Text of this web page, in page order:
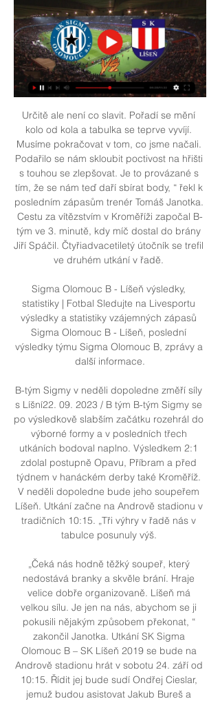
Určitě ale není co slavit. Pořadí se mění
kolo od kola a tabulka se teprve vyvíjí.
Musíme pokračovat v tom, co jsme načali.
Podařilo se nám skloubit poctivost na hřišti
s touhou se zlepšovat. Je to provázané s
tím, že se nám teď daří sbírat body, “ řekl k
posledním zápasům trenér Tomáš Janotka.
Cestu za vítězstvím v Kroměříži započal B-
tým ve 3. minutě, kdy míč dostal do brány
Jiří Spáčil. Čtyřiadvacetiletý útočník se trefil
ve druhém utkání v řadě.
Sigma Olomouc B - Líšeň výsledky,
statistiky | Fotbal Sledujte na Livesportu
výsledky a statistiky vzájemných zápasů
Sigma Olomouc B - Líšeň, poslední
výsledky týmu Sigma Olomouc B, zprávy a
další informace.
B-tým Sigmy v neděli dopoledne změří síly
s Líšní22. 09. 2023 / B tým B-tým Sigmy se
po výsledkově slabším začátku rozehrál do
výborné formy a v posledních třech
utkáních bodoval naplno. Výsledkem 2:1
zdolal postupně Opavu, Příbram a před
týdnem v hanáckém derby také Kroměříž.
V neděli dopoledne bude jeho soupeřem
Líšeň. Utkání začne na Andrově stadionu v
tradičních 10:15. „Tři výhry v řadě nás v
tabulce posunuly výš.
„Čeká nás hodně těžký soupeř, který
nedostává branky a skvěle brání. Hraje
velice dobře organizovaně. Líšeň má
velkou sílu. Je jen na nás, abychom se ji
pokusili nějakým způsobem překonat, “
zakončil Janotka. Utkání SK Sigma
Olomouc B – SK Líšeň 2019 se bude na
Andrově stadionu hrát v sobotu 24. září od
10:15. Řídit jej bude sudí Ondřej Cieslar,
jemuž budou asistovat Jakub Bureš a